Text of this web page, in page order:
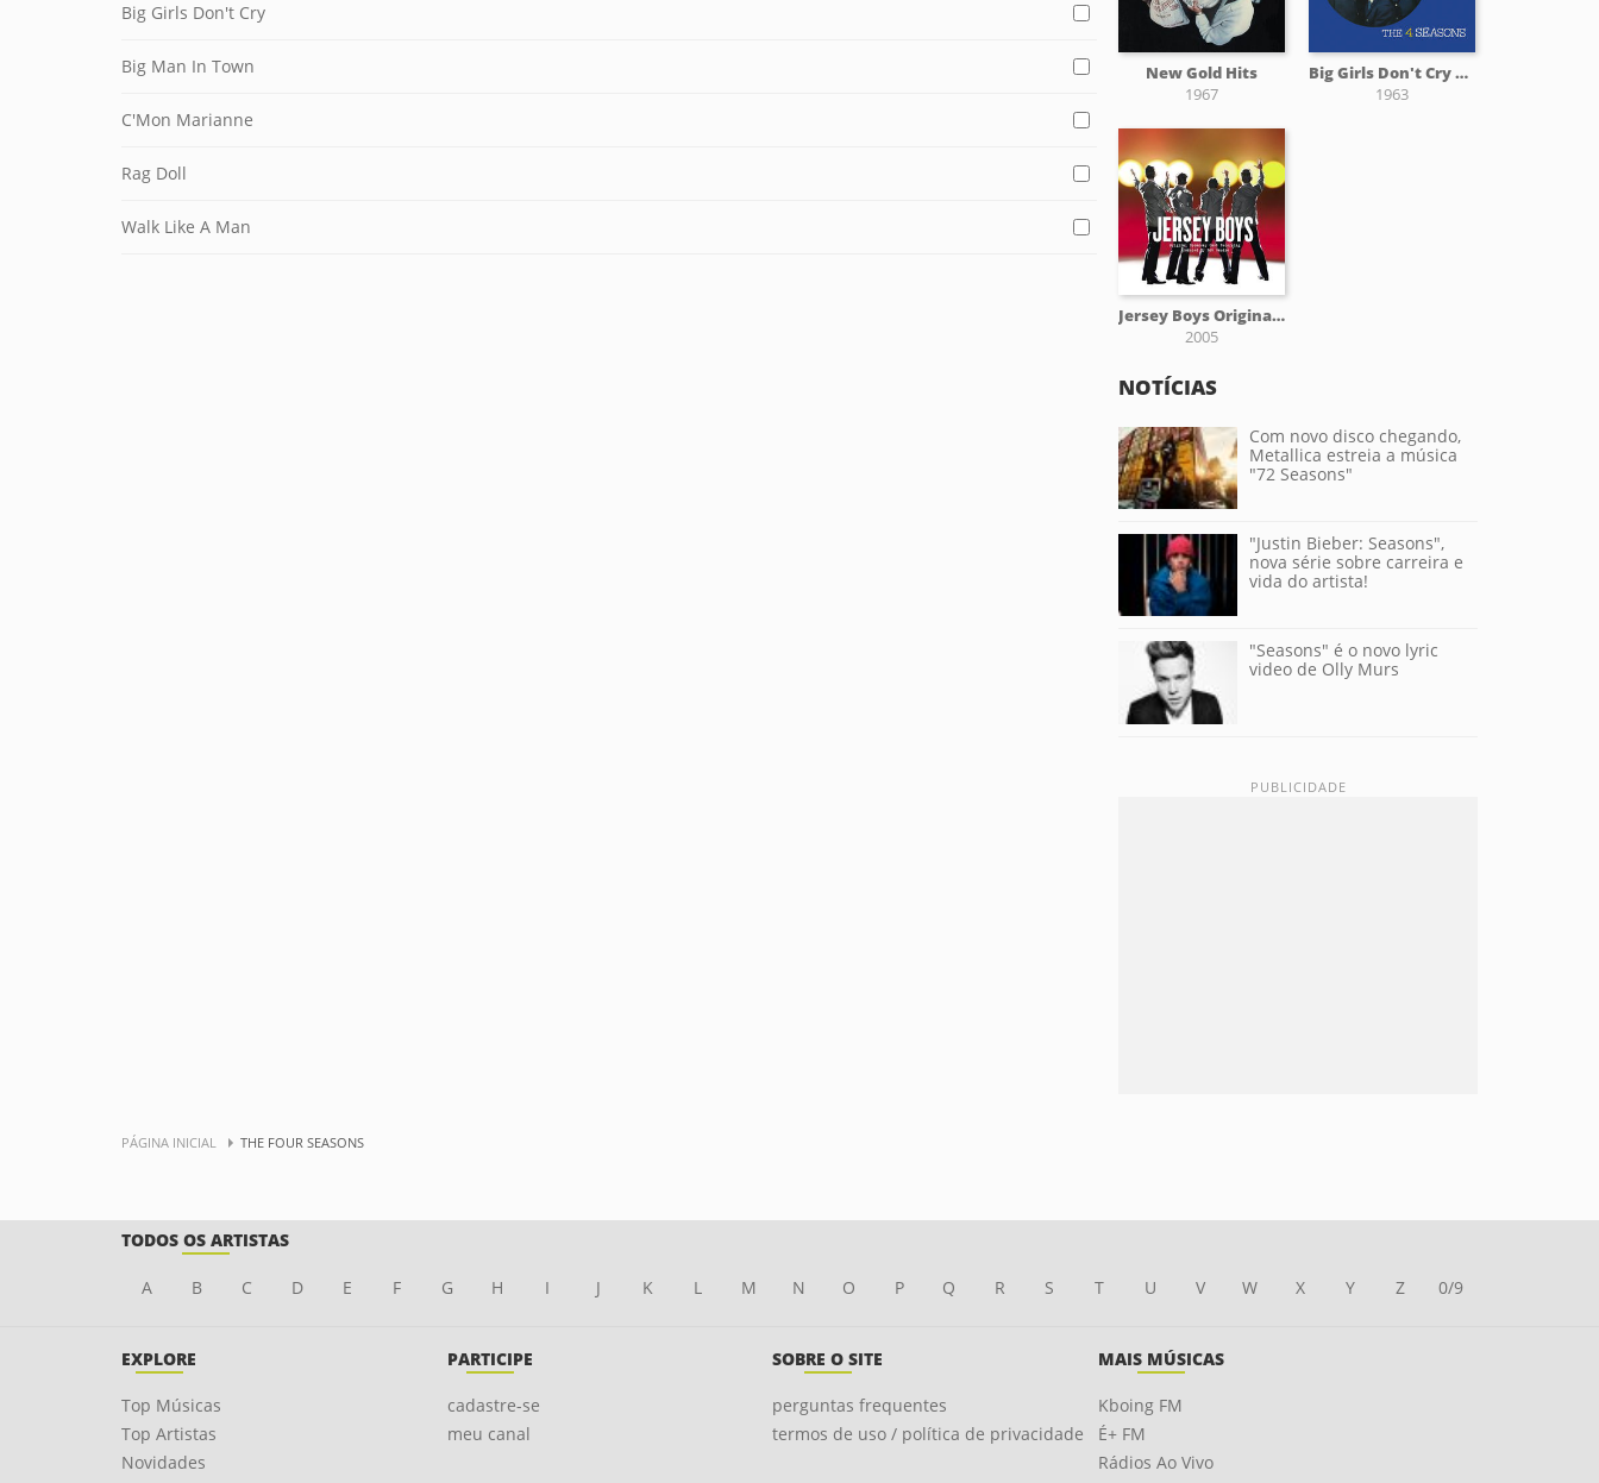
Big Girls Don't Cry
Big Man In Town
C'Mon Marianne
Rag Doll
Walk Like A Man
New Gold Hits
1967
Big Girls Don't Cry and 12 Other Hits
1963
Jersey Boys Original Broadway Cast Recording
2005
NOTÍCIAS
Com novo disco chegando,
Metallica estreia a música
"72 Seasons"
"Justin Bieber: Seasons",
nova série sobre carreira e
vida do artista!
"Seasons" é o novo lyric
video de Olly Murs
PÁGINA INICIAL THE FOUR SEASONS
TODOS OS ARTISTAS
A B C D E F G H I J K L M N O P Q R S T U V W X Y Z 0/9
EXPLORE
Top Músicas
Top Artistas
Novidades
PARTICIPE
cadastre-se
meu canal
SOBRE O SITE
perguntas frequentes
termos de uso / política de privacidade
MAIS MÚSICAS
Kboing FM
É+ FM
Rádios Ao Vivo